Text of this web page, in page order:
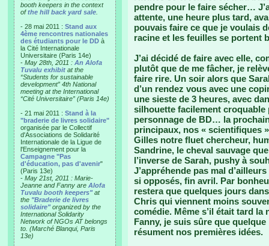
booth keepers in the context
ofthe hill back yard sale
- 28 mai 2011 : Stand aux
4ème rencontres nationales
des étudiants pour le DD à
la Cité Internationale
Universitaire (Paris 14e)
- May 28th, 2011 : An Alofa
Tuvalu exhibit at the
“Students for sustainable
development” 4th National
meeting at the International
“Cité Universitaire” (Paris 14e)
- 21 mai 2011 : Stand à la
"braderie de livres solidaire"
organisée par le Collectif
d'Associations de Solidarité
Internationale de la Ligue de
l'Enseignement pour la
Campagne "Pas
d'éducation, pas d'avenir"
(Paris 13e)
- May 21st, 2011 : Marie-
Jeanne and Fanny are Alofa
Tuvalu booth keepers"at
the "Braderie de livres
solidaire"organized by the
International Solidarity
Network of NGOs AT belongs
to. (Marché Blanqui, Paris
13e)
pendre pour le faire sécher…
attente, une heure plus tard,
pouvais faire ce que je voulais
racine et les feuilles se portent
J’ai décidé de faire avec elle,
plutôt que de me fâcher, je
faire rire. Un soir alors que
d’un rendez vous avec une
une sieste de 3 heures, avec
silhouette facilement croquable
personnage de BD… la
principaux, nos « scientifiques
Gilles notre fluet chercheur,
Sandrine, le cheval sauvage
l’inverse de Sarah, pushy à
J’appréhende pas mal
si opposés, fin avril. Par
restera que quelques jours
Chris qui viennent moins
comédie. Même s’il était tard
Fanny, je suis sûre que
résument nos premières idées.